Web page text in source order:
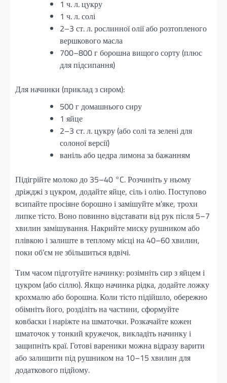
1 ч. л. цукру
1 ч. л. солі
2–3 ст. л. рослинної олії або розтопленого
вершкового масла
700–800 г борошна вищого сорту (плюс
для підсипання)
Для начинки (приклад з сиром):
500 г домашнього сиру
1 яйце
2–3 ст. л. цукру (або солі та зелені для
солоної версії)
ваніль або цедра лимона за бажанням
Підігрійте молоко до 35–40 °C. Розчиніть у ньому
дріжджі з цукром, додайте яйце, сіль і олію. Поступово
всипайте просіяне борошно і замішуйте м’яке, трохи
липке тісто. Воно повинно відставати від рук після 5–7
хвилин замішування. Накрийте миску рушником або
плівкою і залиште в теплому місці на 40–60 хвилин,
поки об’єм не збільшиться вдвічі.
Тим часом підготуйте начинку: розімніть сир з яйцем і
цукром (або сіллю). Якщо начинка рідка, додайте ложку
крохмалю або борошна. Коли тісто підійшло, обережно
обімніть його, розділіть на частини, сформуйте
ковбаски і наріжте на шматочки. Розкачайте кожен
шматочок у тонкий кружечок, викладіть начинку і
защипніть краї. Готові вареники можна відразу варити
або залишити під рушником на 10–15 хвилин для
додаткового підйому.